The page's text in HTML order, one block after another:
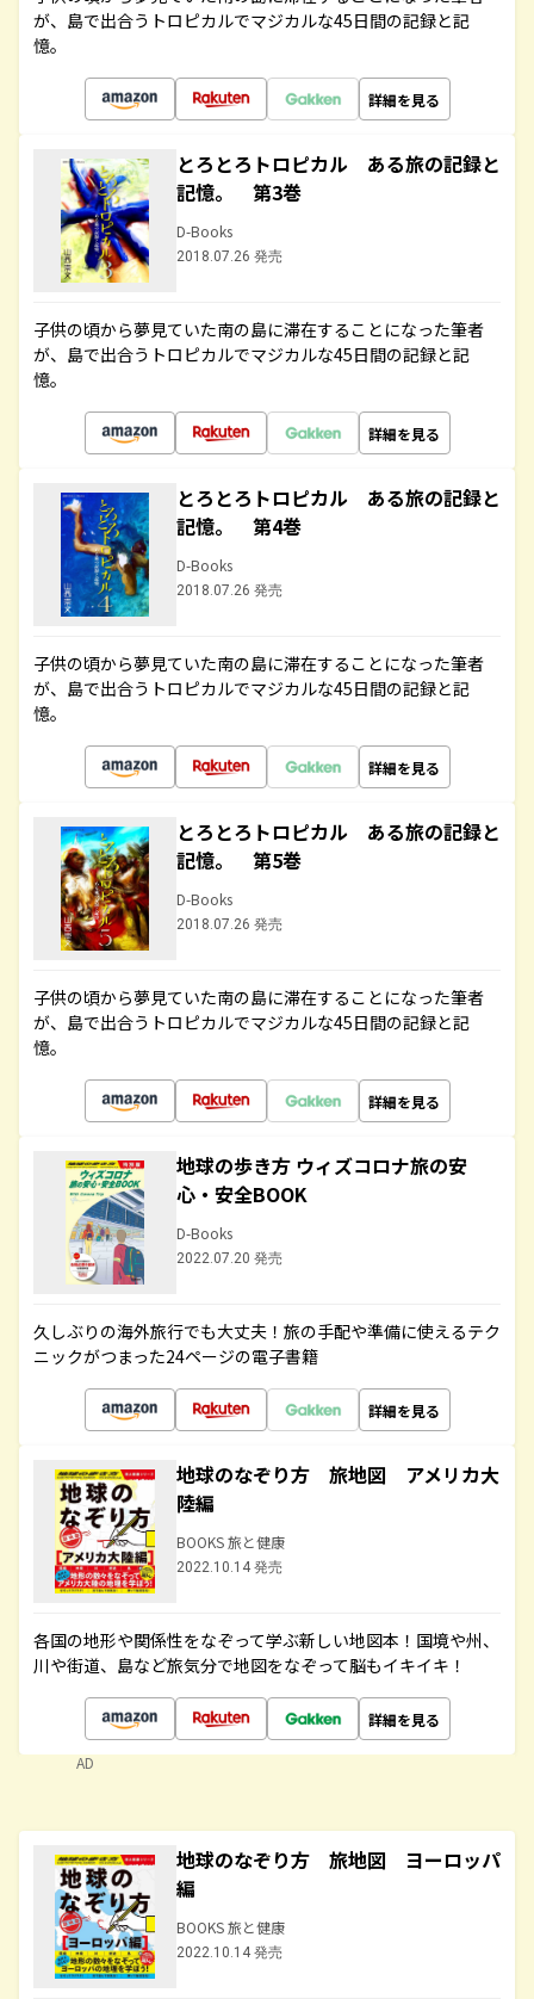
が、島で出合うトロピカルでマジカルな45日間の記録と記
憶。
詳細を見る
とろとろトロピカル ある旅の記録と
記憶。 第3巻
D-Books
2018.07.26 発売
子供の頃から夢見ていた南の島に滞在することになった筆者
が、島で出合うトロピカルでマジカルな45日間の記録と記
憶。
詳細を見る
とろとろトロピカル ある旅の記録と
記憶。 第4巻
D-Books
2018.07.26 発売
子供の頃から夢見ていた南の島に滞在することになった筆者
が、島で出合うトロピカルでマジカルな45日間の記録と記
憶。
詳細を見る
とろとろトロピカル ある旅の記録と
記憶。 第5巻
D-Books
2018.07.26 発売
子供の頃から夢見ていた南の島に滞在することになった筆者
が、島で出合うトロピカルでマジカルな45日間の記録と記
憶。
詳細を見る
地球の歩き方 ウィズコロナ旅の安
心・安全BOOK
D-Books
2022.07.20 発売
久しぶりの海外旅行でも大丈夫！旅の手配や準備に使えるテク
ニックがつまった24ページの電子書籍
詳細を見る
地球のなぞり方 旅地図 アメリカ大
陸編
BOOKS 旅と健康
2022.10.14 発売
各国の地形や関係性をなぞって学ぶ新しい地図本！国境や州、
川や街道、島など旅気分で地図をなぞって脳もイキイキ！
詳細を見る
AD
地球のなぞり方 旅地図 ヨーロッパ
編
BOOKS 旅と健康
2022.10.14 発売